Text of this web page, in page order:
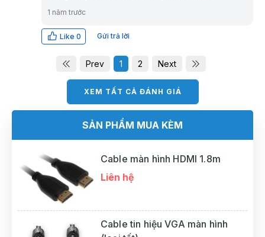
1 năm trước
Like 0 Gửi trả lời
Prev 1 2 Next
XEM TẤT CẢ ĐÁNH GIÁ
SẢN PHẨM MUA KÈM
Cable màn hình HDMI 1.8m
Liên hệ
Cable tin hiệu VGA màn hình